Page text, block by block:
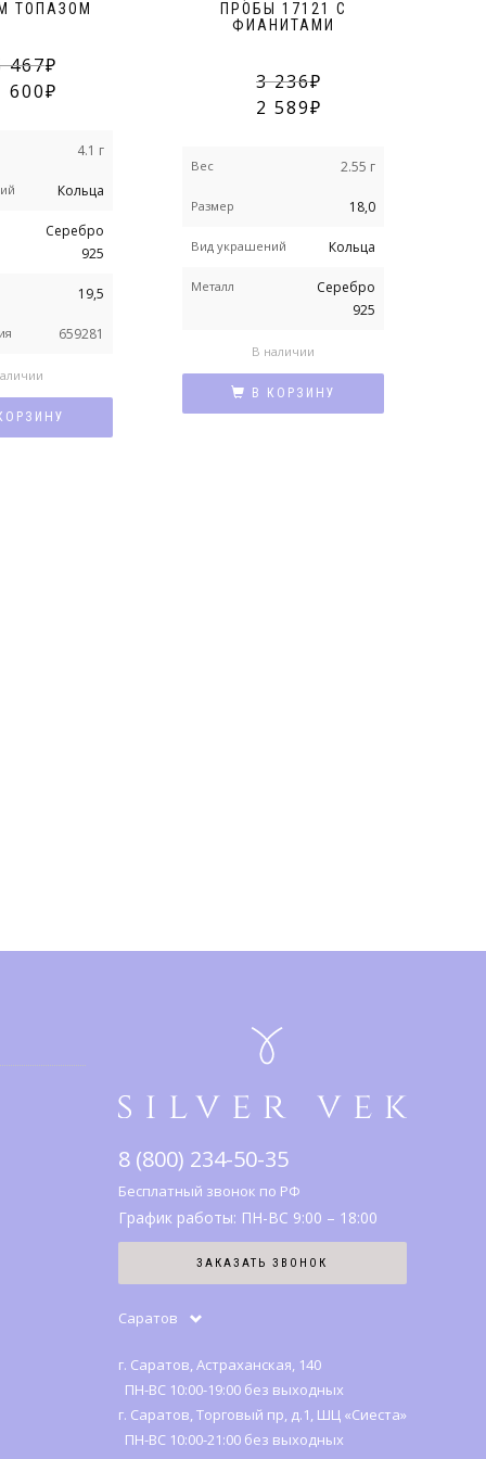
ТОПАЗОМ
467
600
4.1 г
Кольца
Серебро
925
19,5
659281
ПРОБЫ 17121 С
ФИАНИТАМИ
3 236
2 589
Вес 2.55 г
Размер 18,0
Вид украшений Кольца
Металл
Серебро
925
В наличии
В КОРЗИНУ
8 (800) 234-50-35
Бесплатный звонок по РФ
График работы: ПН-ВС 9:00 – 18:00
ЗАКАЗАТЬ ЗВОНОК
Саратов
г. Саратов, Астраханская, 140
ПН-ВС 10:00-19:00 без выходных
г. Саратов, Торговый пр, д.1, ШЦ «Сиеста»
ПН-ВС 10:00-21:00 без выходных